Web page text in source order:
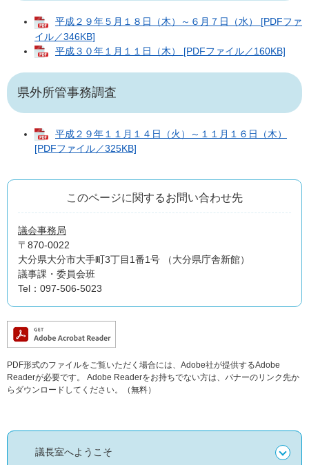
平成２９年５月１８日（木）～６月７日（水） [PDFファ
イル／346KB]
平成３０年１月１１日（木） [PDFファイル／160KB]
県外所管事務調査
平成２９年１１月１４日（火）～１１月１６日（木）
[PDFファイル／325KB]
このページに関するお問い合わせ先
議会事務局
〒870-0022
大分県大分市大手町3丁目1番1号 （大分県庁舎新館）
議事課・委員会班
Tel：097-506-5023
PDF形式のファイルをご覧いただく場合には、Adobe社が提供するAdobe
Readerが必要です。
Adobe Readerをお持ちでない方は、バナーのリンク先か
らダウンロードしてください。（無料）
議長室へようこそ